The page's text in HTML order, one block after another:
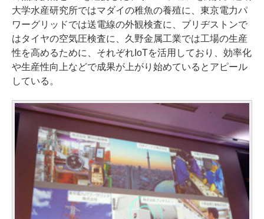
大学水産研究所ではマダイの稚魚の養殖に、東京電力パ
ワーグリッドでは送電線の外観検査に、ブリヂストンで
はタイヤの空気圧検査に、久野金属工業では工場の生産
性を高めるために、それぞれIoTを活用しており、効率化
や生産性向上などで成果が上がり始めているとアピール
している。